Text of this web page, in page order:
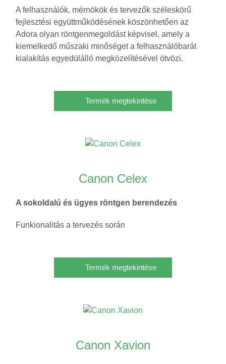
A felhasználók, mérnökök és tervezők széleskörű
fejlesztési együttműködésének köszönhetően az
Adora olyan röntgenmegoldást képvisel, amely a
kiemelkedő műszaki minőséget a felhasználóbarát
kialakítás egyedülálló megközelítésével ötvözi.
Termék megtekintése
Canon Celex
A sokoldalú és ügyes röntgen berendezés
Funkionalitás a tervezés során
Termék megtekintése
Canon Xavion